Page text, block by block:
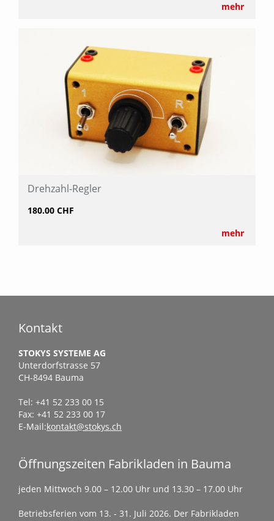
mehr
Drehzahl-Regler
180.00 CHF
mehr
Kontakt
STOKYS SYSTEME AG
Unterdorfstrasse 57
CH-8494 Bauma
Tel: +41 52 233 00 15
Fax: +41 52 233 00 17
E-Mail:kontakt@stokys.ch
Öffnungszeiten Fabrikladen in Bauma
jeden Mittwoch 9.00 – 12.00 Uhr und 13.30 – 17.00 Uhr
Betriebsferien vom 13. - 31. Juli 2026. Der Fabrikladen